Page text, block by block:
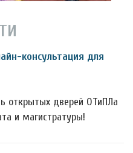
консультация для
открытых дверей ОТиПЛа
и магистратуры!